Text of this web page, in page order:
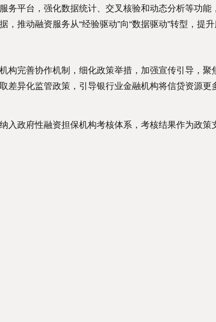
平台，强化数据统计、交叉核验和动态分析等功能
推动融资服务从“经验驱动”向“数据驱动”转型，提升
完善协作机制，细化政策举措，加强宣传引导，聚
异化监管政策，引导银行业金融机构将信贷资源更
政府性融资担保机构考核体系，考核结果作为政策